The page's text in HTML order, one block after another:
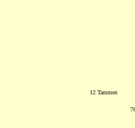
12 Tammen